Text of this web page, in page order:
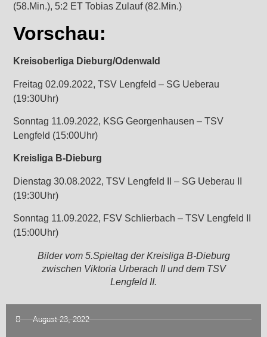
August 23, 2022
(58.Min.), 5:2 ET Tobias Zulauf (82.Min.)
Vorschau:
Kreisoberliga Dieburg/Odenwald
Freitag 02.09.2022, TSV Lengfeld – SG Ueberau
(19:30Uhr)
Sonntag 11.09.2022, KSG Georgenhausen – TSV
Lengfeld (15:00Uhr)
Kreisliga B-Dieburg
Dienstag 30.08.2022, TSV Lengfeld II – SG Ueberau II
(19:30Uhr)
Sonntag 11.09.2022, FSV Schlierbach – TSV Lengfeld II
(15:00Uhr)
Bilder vom 5.Spieltag der Kreisliga B-Dieburg
zwischen Viktoria Urberach II und dem TSV
Lengfeld II.